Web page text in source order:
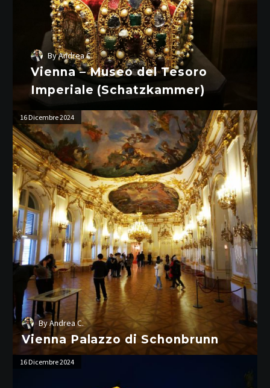
ByAndrea C.
Vienna – Museo del Tesoro
Imperiale (Schatzkammer)
Vienna
Palazzo
di
Schonbrunn
ByAndrea C.
Vienna Palazzo di Schonbrunn
16 Dicembre 2024
Vienna
16 Dicembre 2024